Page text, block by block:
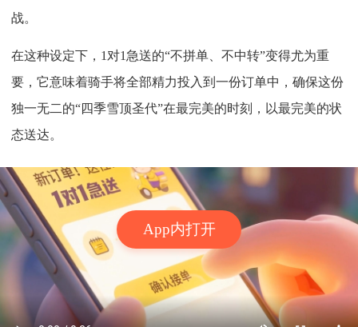
App内打开
战。
在这种设定下，1对1急送的“不拼单、不中转”变得尤为重
要，它意味着骑手将全部精力投入到一份订单中，确保这份
独一无二的“四季雪顶圣代”在最完美的时刻，以最完美的状
态送达。